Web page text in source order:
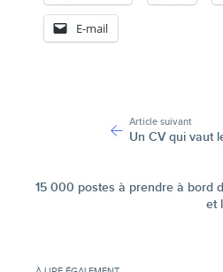
E-mail
Article suivant
Un CV qui vaut
15 000 postes à prendre à bord
et